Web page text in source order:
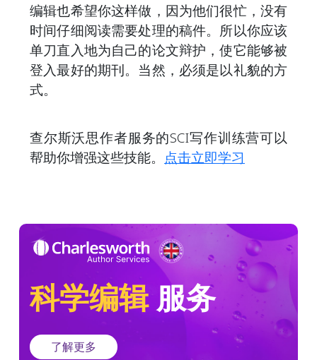
编辑也希望你这样做，因为他们很忙，没有
时间仔细阅读需要处理的稿件。所以你应该
单刀直入地为自己的论文辩护，使它能够被
登入最好的期刊。当然，必须是以礼貌的方
式。
查尔斯沃思作者服务的SCI写作训练营可以
帮助你增强这些技能。 点击立即学习
科学编辑 服务
了解更多